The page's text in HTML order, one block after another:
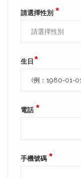
請選擇性別 *
生日 *
電話 *
手機號碼 *